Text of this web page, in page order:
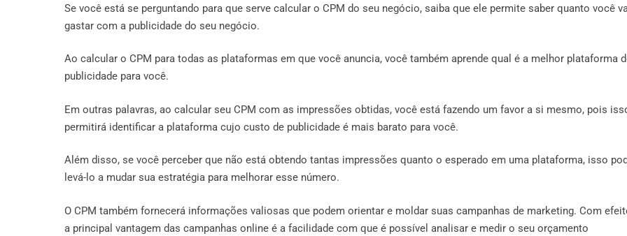
Se você está se perguntando para que serve calcular o CPM do seu negócio, saiba que ele permite saber quanto você
gastar com a publicidade do seu negócio.
Ao calcular o CPM para todas as plataformas em que você anuncia, você também aprende qual é a melhor plataforma
publicidade para você.
Em outras palavras, ao calcular seu CPM com as impressões obtidas, você está fazendo um favor a si mesmo, pois
permitirá identificar a plataforma cujo custo de publicidade é mais barato para você.
Além disso, se você perceber que não está obtendo tantas impressões quanto o esperado em uma plataforma, isso
levá-lo a mudar sua estratégia para melhorar esse número.
O CPM também fornecerá informações valiosas que podem orientar e moldar suas campanhas de marketing. Com
a principal vantagem das campanhas online é a facilidade com que é possível analisar e medir o seu orçamento